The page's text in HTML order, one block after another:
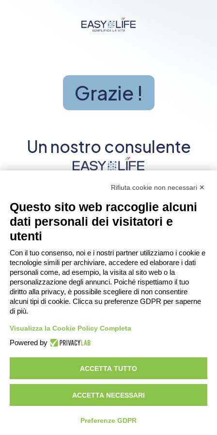
Grazie !
Un nostro consulente
ti contatterà presto
al numero
SCOPRI IL MONDO EASYLIFE!
© 2026 Doccia EasyLife. Tutti i diritti riservati
Rifiuta cookie non necessari ✕
Questo sito web raccoglie alcuni
dati personali dei visitatori e
utenti
Con il tuo consenso, noi e i nostri partner utilizziamo i cookie e
tecnologie simili per archiviare, accedere ed elaborare i dati
personali come, ad esempio, la visita al sito web o la
personalizzazione degli annunci. Poiché rispettiamo il tuo
diritto alla privacy, è possibile scegliere di non consentire
alcuni tipi di cookie. Clicca su preferenze GDPR per saperne
di più.
Visualizza la Cookie Policy Completa
Powered by
ACCETTA TUTTO
ACCETTA NECESSARI
Preferenze GDPR